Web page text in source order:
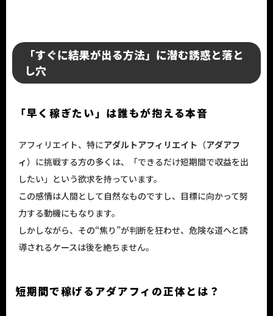
「すぐに結果が出る方法」に潜む誘惑と落と
し穴
「早く稼ぎたい」は誰もが抱える本音
アフィリエイト、特にアダルトアフィリエイト （アダアフ
ィ）に挑戦する方の多くは、「できるだけ短期間で収益を出
したい」という欲求を持っています。
この感情は人間として自然なものですし、目標に向かって努
力する動機にもなります。
しかしながら、その“焦り”が判断を狂わせ、危険な道へと誘
導されるケースは後を絶ちません。
短期間で稼げるアダアフィの正体とは？